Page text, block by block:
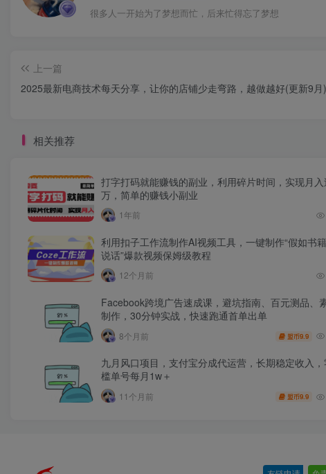
很多人一开始为了梦想而忙，后来忙得忘了梦想
上一篇
2025最新电商技术每天分享，让你的店铺少走弯路，越做越好(更新9月)
相关推荐
打字打码就能赚钱的副业，利用碎片时间，实现月入
万，简单的赚钱小副业
1年前
利用扣子工作流制作AI视频工具，一键制作“假如书
说话”爆款视频保姆级教程
12个月前
Facebook跨境广告速成课，避坑指南、百元测品、
制作，30分钟实战，快速跑通首单出单
8个月前 盟币9.9
九月风口项目，支付宝分成代运营，长期稳定收入，
槛单号每月1w＋
11个月前 盟币9.9